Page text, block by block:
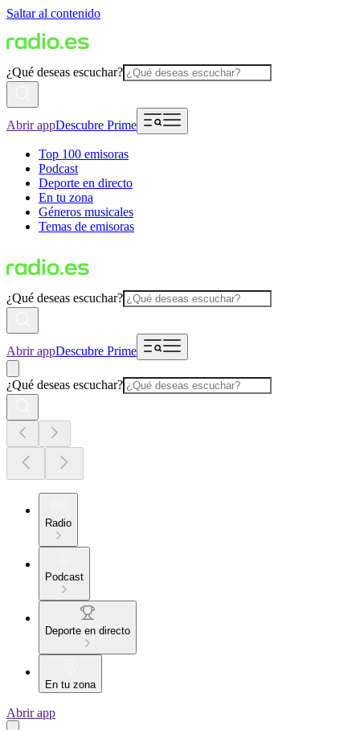
Saltar al contenido
¿Qué deseas escuchar?
Abrir appDescubre Prime
Top 100 emisoras
Podcast
Deporte en directo
En tu zona
Géneros musicales
Temas de emisoras
¿Qué deseas escuchar?
Abrir appDescubre Prime
¿Qué deseas escuchar?
Radio
Podcast
Deporte en directo
En tu zona
Abrir app